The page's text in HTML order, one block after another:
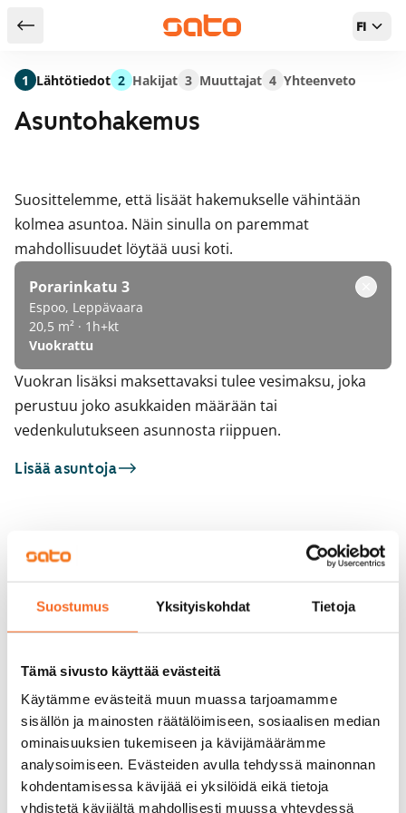
Suostumus Yksityiskohdat Tietoja
Tämä sivusto käyttää evästeitä
Käytämme evästeitä muun muassa tarjoamamme
sisällön ja mainosten räätälöimiseen, sosiaalisen median
ominaisuuksien tukemiseen ja kävijämäärämme
analysoimiseen. Evästeiden avulla tehdyssä mainonnan
kohdentamisessa kävijää ei yksilöidä eikä tietoja
yhdistetä kävijältä mahdollisesti muussa yhteydessä
Takaisin hakutuloksiin FI
Asuntohakemus
Suosittelemme, että lisäät hakemukselle vähintään
kolmea asuntoa. Näin sinulla on paremmat
mahdollisuudet löytää uusi koti.
Porarinkatu 3
Espoo, Leppävaara
20,5 m² · 1h+kt
Vuokrattu
Vuokran lisäksi maksettavaksi tulee vesimaksu, joka
perustuu joko asukkaiden määrään tai
vedenkulutukseen asunnosta riippuen.
Lisää asuntoja
Sinua saattaisi kiinnostaa myös
58
Runoratsunkatu 15
26,5 m² · 1h+kt
Vapautumassa 1.9.
799 €
Runoratsunkatu
Vapautumassa 1.9.
1 Lähtötiedot 2 Hakijat 3 Muuttajat 4 Yhteenveto